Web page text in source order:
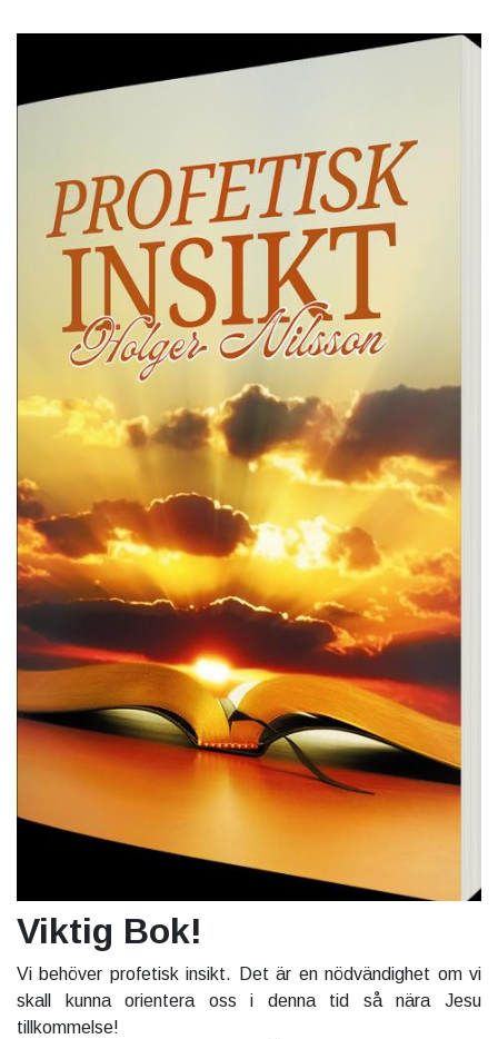
Viktig Bok!
Vi behöver profetisk insikt. Det är en nödvändighet om vi
skall kunna orientera oss i denna tid så nära Jesu
tillkommelse!